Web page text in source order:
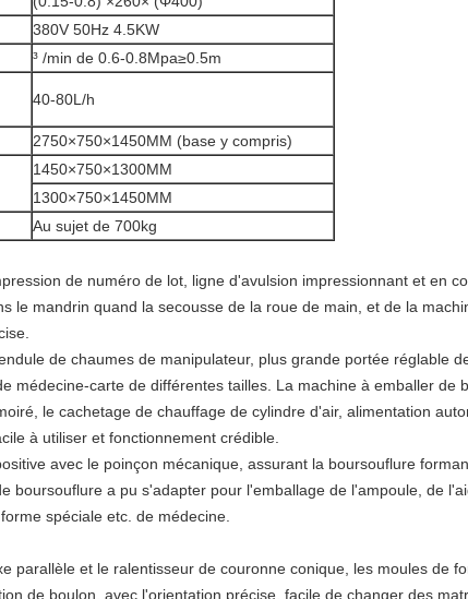
380V 50Hz 4.5KW
³ /min de 0.6-0.8Mpa≥0.5m
40-80L/h
2750×750×1450MM (base y compris)
1450×750×1300MM
1300×750×1450MM
Au sujet de 700kg
de numéro de lot, ligne d'avulsion impressionnant et en
le mandrin quand la secousse de la roue de main, et de la
de chaumes de manipulateur, plus grande portée réglable
médecine-carte de différentes tailles. La machine à emballer de
le cachetage de chauffage de cylindre d'air, alimentation
à utiliser et fonctionnement crédible.
avec le poinçon mécanique, assurant la boursouflure
boursouflure a pu s'adapter pour l'emballage de l'ampoule, de
spéciale etc. de médecine.
parallèle et le ralentisseur de couronne conique, les moules de
de boulon, avec l'orientation précise, facile de changer des